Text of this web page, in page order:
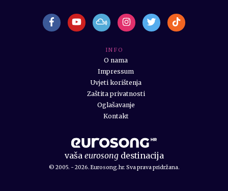
vaša eurosongdestinacija
© 2005. - 2026. Eurosong.hr. Sva prava pridržana.
I N F O
O nama
Impressum
Uvjeti korištenja
Zaštita privatnosti
Oglašavanje
Kontakt